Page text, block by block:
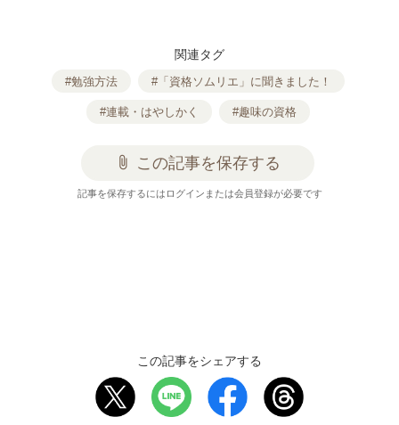
関連タグ
#勉強方法 #「資格ソムリエ」に聞きました！
#連載・はやしかく #趣味の資格
attach_file この記事を保存する
記事を保存するにはログインまたは会員登録が必要です
この記事をシェアする